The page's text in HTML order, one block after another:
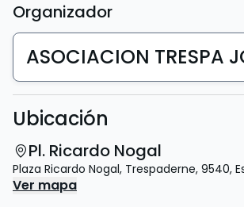
Organizador
ASOCIACION TRESPA
Ubicación
Pl. Ricardo Nogal
Plaza Ricardo Nogal, Trespaderne, 9540,
Ver mapa